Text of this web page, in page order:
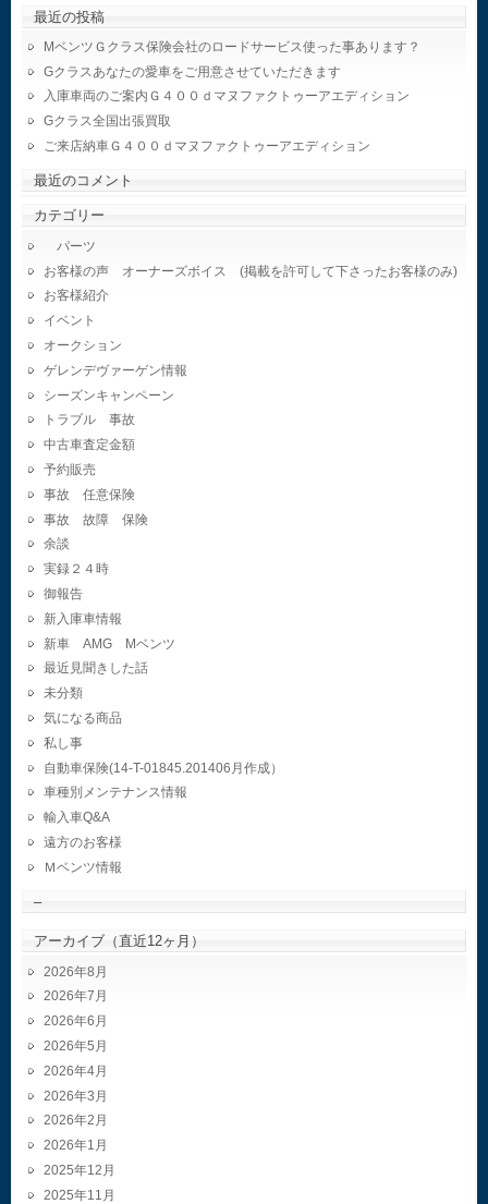
最近の投稿
MベンツＧクラス保険会社のロードサービス使った事あります？
Gクラスあなたの愛車をご用意させていただきます
入庫車両のご案内Ｇ４００ｄマヌファクトゥーアエディション
Gクラス全国出張買取
ご来店納車Ｇ４００ｄマヌファクトゥーアエディション
最近のコメント
カテゴリー
パーツ
お客様の声 オーナーズボイス (掲載を許可して下さったお客様のみ)
お客様紹介
イベント
オークション
ゲレンデヴァーゲン情報
シーズンキャンペーン
トラブル 事故
中古車査定金額
予約販売
事故 任意保険
事故 故障 保険
余談
実録２４時
御報告
新入庫車情報
新車 AMG Mベンツ
最近見聞きした話
未分類
気になる商品
私し事
自動車保険(14-T-01845.201406月作成）
車種別メンテナンス情報
輸入車Q&A
遠方のお客様
Ｍベンツ情報
–
アーカイブ（直近12ヶ月）
2026年8月
2026年7月
2026年6月
2026年5月
2026年4月
2026年3月
2026年2月
2026年1月
2025年12月
2025年11月